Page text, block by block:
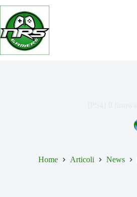
Salta
contenuto
Home Articoli News